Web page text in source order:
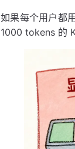
如果每个用户都
1000 tokens 的